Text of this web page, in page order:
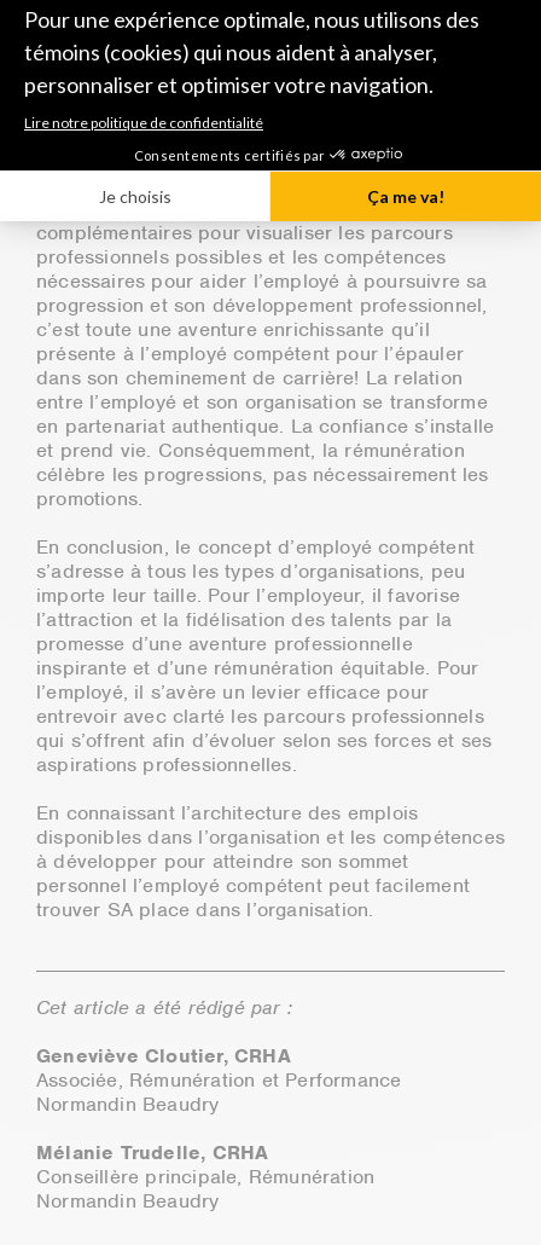
la conduite de l’employé dans son travail. La cote
a également une incidence sur la progression
salariale de l’employé au sein de son échelle
salariale. Si la rencontre annuelle entre l’employé
et son gestionnaire ne tient qu’à une discussion
autour d’une cote d’appréciation globale, la
conversation reste courte et futile.
Par ailleurs, si le gestionnaire dispose d’outils
complémentaires pour visualiser les parcours
professionnels possibles et les compétences
nécessaires pour aider l’employé à poursuivre sa
progression et son développement professionnel,
c’est toute une aventure enrichissante qu’il
présente à l’employé compétent pour l’épauler
dans son cheminement de carrière! La relation
entre l’employé et son organisation se transforme
en partenariat authentique. La confiance s’installe
et prend vie. Conséquemment, la rémunération
célèbre les progressions, pas nécessairement les
promotions.
En conclusion, le concept d’employé compétent
s’adresse à tous les types d’organisations, peu
importe leur taille. Pour l’employeur, il favorise
l’attraction et la fidélisation des talents par la
promesse d’une aventure professionnelle
inspirante et d’une rémunération équitable. Pour
l’employé, il s’avère un levier efficace pour
entrevoir avec clarté les parcours professionnels
qui s’offrent afin d’évoluer selon ses forces et ses
aspirations professionnelles.
En connaissant l’architecture des emplois
disponibles dans l’organisation et les compétences
à développer pour atteindre son sommet
personnel l’employé compétent peut facilement
trouver SA place dans l’organisation.
Cet article a été rédigé par :
Geneviève Cloutier, CRHA
Associée, Rémunération et Performance
Normandin Beaudry
Mélanie Trudelle, CRHA
Conseillère principale, Rémunération
Normandin Beaudry